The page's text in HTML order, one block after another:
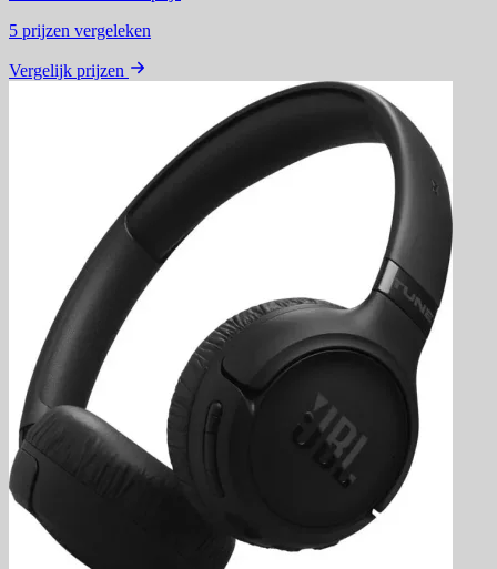
5 prijzen vergeleken
Vergelijk prijzen